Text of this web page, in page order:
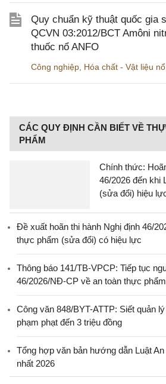
Quy chuẩn kỹ thuật quốc gia
QCVN 03:2012/BCT Amôni
thuốc nổ ANFO
Công nghiệp Hóa chất - Vật liệu
CÁC QUY ĐỊNH CẦN BIẾT VỀ
PHẨM
Chính thức:
46/2026 đến khi
(sửa đổi) hiệu
Đề xuất hoãn thi hành Nghị định 46/
thực phẩm (sửa đổi) có hiệu lực
Thông báo 141/TB-VPCP: Tiếp tục
46/2026/NĐ-CP về an toàn thực phẩm
Công văn 848/BYT-ATTP: Siết quản
phạm phạt đến 3 triệu đồng
Tổng hợp văn bản hướng dẫn Luật
nhất 2026